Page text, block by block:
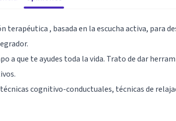
terapéutica , basada en la escucha activa, para
a que te ayudes toda la vida. Trato de dar
cognitivo-conductuales, técnicas de